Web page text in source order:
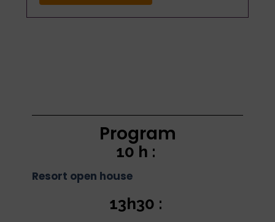
Program
10 h :
Resort open house
13h30 :